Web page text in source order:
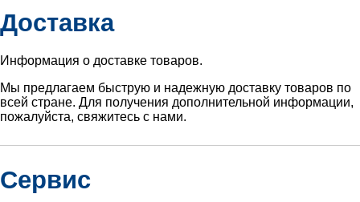
Доставка
Информация о доставке товаров.
Мы предлагаем быструю и надежную доставку товаров по
всей стране. Для получения дополнительной информации,
пожалуйста, свяжитесь с нами.
Сервис